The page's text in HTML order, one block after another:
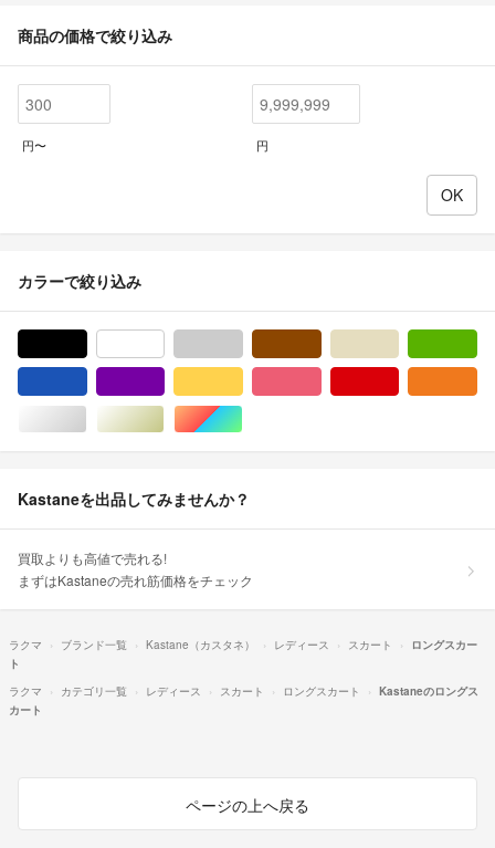
商品の価格で絞り込み
円〜 円
カラーで絞り込み
シルバー/銀色系ゴールド/金色系マルチカラー
Kastaneを出品してみませんか？
買取よりも高値で売れる!
まずはKastaneの売れ筋価格をチェック
ラクマ ブランド一覧 Kastane（カスタネ） レディース スカート
ロングスカー
ト
ラクマ
カテゴリ一覧 レディース スカート ロングスカート
Kastaneのロングス
カート
ページの上へ戻る